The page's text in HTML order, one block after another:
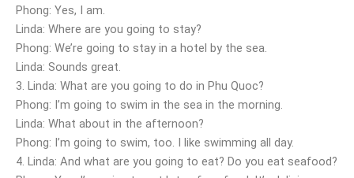
Phong: Yes, I am.
Linda: Where are you going to stay?
Phong: We’re going to stay in a hotel by the sea.
Linda: Sounds great.
3. Linda: What are you going to do in Phu Quoc?
Phong: I’m going to swim in the sea in the morning.
Linda: What about in the afternoon?
Phong: I’m going to swim, too. I like swimming all day.
4. Linda: And what are you going to eat? Do you eat seafood?